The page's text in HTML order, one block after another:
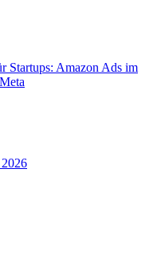
Startups: Amazon Ads im